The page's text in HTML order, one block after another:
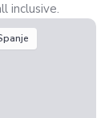
inclusive.